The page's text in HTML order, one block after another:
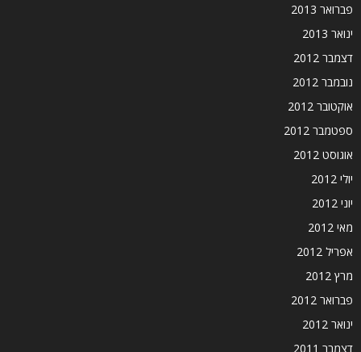
פברואר 2013
ינואר 2013
דצמבר 2012
נובמבר 2012
אוקטובר 2012
ספטמבר 2012
אוגוסט 2012
יולי 2012
יוני 2012
מאי 2012
אפריל 2012
מרץ 2012
פברואר 2012
ינואר 2012
דצמבר 2011